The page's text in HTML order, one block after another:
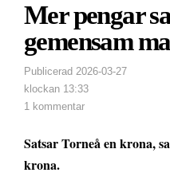
Mer pengar
gemensam
Publicerad 2026-03-27
klockan 13:33
1 kommentar
Satsar Torneå en krona,
krona.